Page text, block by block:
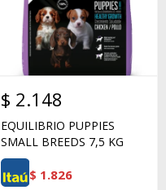
$ 2.148
EQUILIBRIO PUPPIES
SMALL BREEDS 7,5 KG
$ 1.826